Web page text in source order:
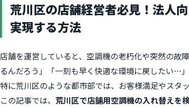
荒川区の店舗経営者必見！法人
実現する方法
店舗を運営していると、空調機の老朽化や突然の故
るんだろう」「一刻も早く快適な環境に戻したい…
特に荒川区のような都市部では、お客様満足やスタ
この記事では、 荒川区で店舗用空調機の入れ替えを